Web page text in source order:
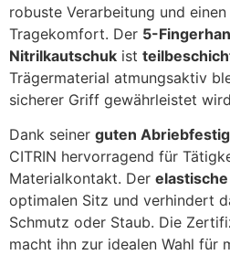
robuste Verarbeitung und einen
Tragekomfort. Der 5-
Nitrilkautschuk ist
Trägermaterial atmungsaktiv
sicherer Griff gewährleistet
Dank seiner guten
CITRIN hervorragend für
Materialkontakt. Der
optimalen Sitz und verhindert
Schmutz oder Staub. Die
macht ihn zur idealen Wahl für